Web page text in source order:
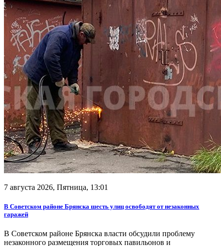
7 августа 2026, Пятница, 13:01
В Советском районе Брянска шесть улиц освободят от незаконных
гаражей
В Советском районе Брянска власти обсудили проблему
незаконного размещения торговых павильонов и